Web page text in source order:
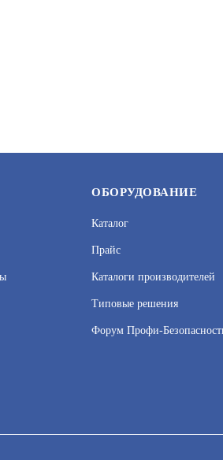
веб–аналитики. Используя сайт, вы
ОБОРУДОВАНИЕ
Каталог
Прайс
Каталоги производителей
Типовые решения
Форум Профи-